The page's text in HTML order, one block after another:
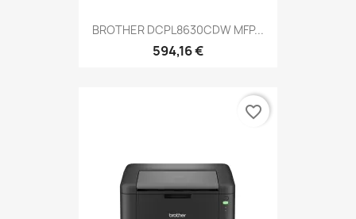
BROTHER DCPL8630CDW MFP...
594,16 €
favorite_border